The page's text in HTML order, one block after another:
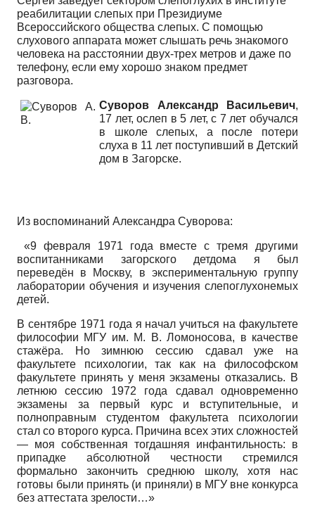
реабилитации слепых при Президиуме
Всероссийского общества слепых. С помощью
слухового аппарата может слышать речь знакомого
человека на расстоянии двух-трех метров и даже по
телефону, если ему хорошо знаком предмет
разговора.
Суворов Александр Васильевич,
17 лет, ослеп в 5 лет, с 7 лет обучался
в школе слепых, а после потери
слуха в 11 лет поступивший в Детский
дом в Загорске.
Из воспоминаний Александра Суворова:
«9 февраля 1971 года вместе с тремя другими
воспитанниками загорского детдома я был
переведён в Москву, в экспериментальную группу
лаборатории обучения и изучения слепоглухонемых
детей.
В сентябре 1971 года я начал учиться на факультете
философии МГУ им. М. В. Ломоносова, в качестве
стажёра. Но зимнюю сессию сдавал уже на
факультете психологии, так как на философском
факультете принять у меня экзамены отказались. В
летнюю сессию 1972 года сдавал одновременно
экзамены за первый курс и вступительные, и
полноправным студентом факультета психологии
стал со второго курса. Причина всех этих сложностей
— моя собственная тогдашняя инфантильность: в
припадке абсолютной честности стремился
формально закончить среднюю школу, хотя нас
готовы были принять (и приняли) в МГУ вне конкурса
без аттестата зрелости…»